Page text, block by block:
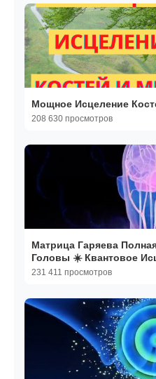
Мощное Исцеление
208 630 просмотров
Матрица Гаряева
Головы ☀️ Квантовое
231 411 просмотров